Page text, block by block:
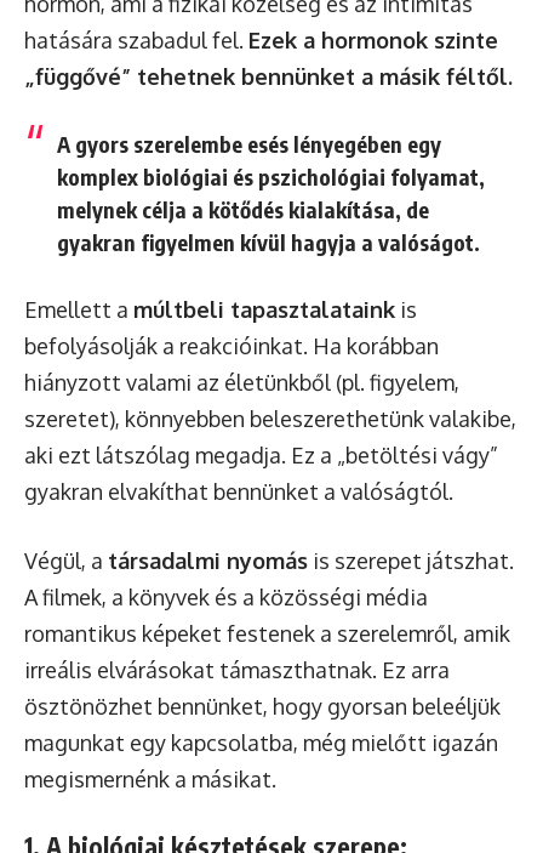
hatására szabadul fel. Ezek a hormonok szinte
„függővé” tehetnek bennünket a másik féltől.
A gyors szerelembe esés lényegében egy
komplex biológiai és pszichológiai folyamat,
melynek célja a kötődés kialakítása, de
gyakran figyelmen kívül hagyja a valóságot.
Emellett a múltbeli tapasztalataink is
befolyásolják a reakcióinkat. Ha korábban
hiányzott valami az életünkből (pl. figyelem,
szeretet), könnyebben beleszerethetünk valakibe,
aki ezt látszólag megadja. Ez a „betöltési vágy”
gyakran elvakíthat bennünket a valóságtól.
Végül, a társadalmi nyomás is szerepet játszhat.
A filmek, a könyvek és a közösségi média
romantikus képeket festenek a szerelemről, amik
irreális elvárásokat támaszthatnak. Ez arra
ösztönözhet bennünket, hogy gyorsan beleéljük
magunkat egy kapcsolatba, még mielőtt igazán
megismernénk a másikat.
1. A biológiai késztetések szerepe: